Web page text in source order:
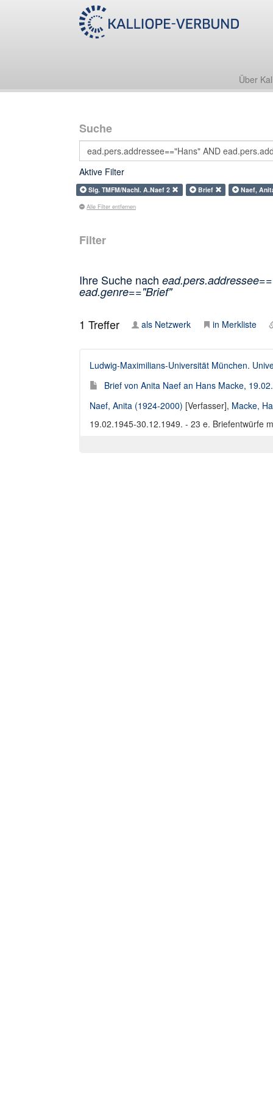
Über
Suche
Aktive Filter
Slg. TMFM/Nachl. A.Naef 2 Brief Naef,
Alle Filter entfernen
Filter
Ihre Suche nach
ead.genre=="Brief"
1 Treffer als Netzwerk in Merkliste
Ludwig-Maximilians-Universität München.
Brief von Anita Naef an Hans Macke,
Naef, Anita (1924-2000) [Verfasser], Macke,
19.02.1945-30.12.1949. - 23 e. Briefentwürfe